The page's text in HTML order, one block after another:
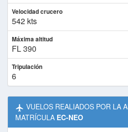
Velocidad crucero
542 kts
Máxima altitud
FL 390
Tripulación
6
VUELOS REALIADOS POR LA
MATRÍCULA EC-NEO